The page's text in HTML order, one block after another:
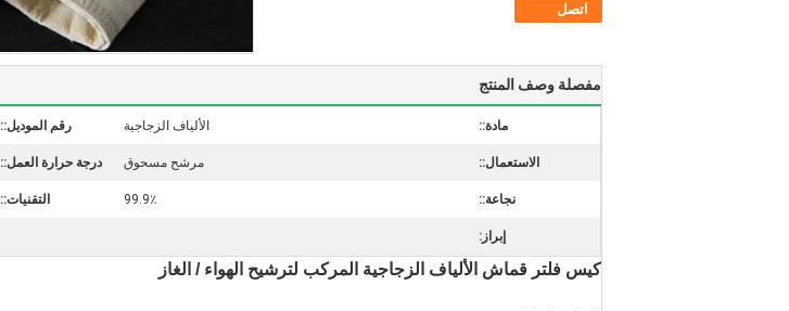
اتصل
مفصلة وصف المنتج
مادة:: الألياف الزجاجية رقم الموديل::
الاستعمال:: مرشح مسحوق درجة حرارة العمل::
نجاعة:: 99.9٪ التقنيات::
إبراز:
كيس فلتر قماش الألياف الزجاجية المركب لترشيح الهواء / الغاز